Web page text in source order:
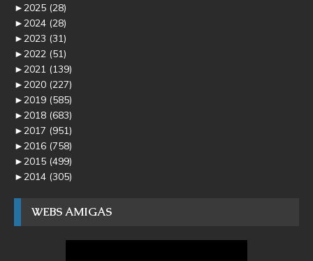
►2025 (28)
►2024 (28)
►2023 (31)
►2022 (51)
►2021 (139)
►2020 (227)
►2019 (585)
►2018 (683)
►2017 (951)
►2016 (758)
►2015 (499)
►2014 (305)
WEBS AMIGAS